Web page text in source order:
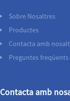
Sobre Nosaltres
Productes
Contacta amb
Preguntes freqüents
Contacta amb